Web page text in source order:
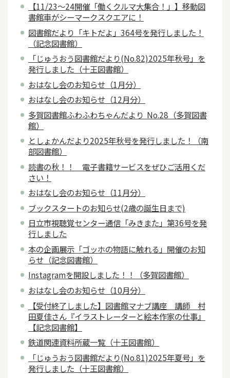
【11/23～24開催「働くクルマ大集合！」】移動図
書館車がシーマークスクエアに！
図書館だより「キトだよ」364号を発行しました！
（記念図書館）
「じゅうおう図書館だより(No.82)2025年秋号」を
発行しました（十王図書館）
おはなし会のお知らせ（1月分）
おはなし会のお知らせ（12月分）
多賀図書館ふわふわちゃんだより No.28（多賀図書
館）
としょかんだより2025年秋号を発行しました！（南
部図書館）
読書の秋！！ 電子書籍サービスをぜひご活用くだ
さい！
おはなし会のお知らせ（11月分）
ブックスタートのお知らせ(2歳の誕生日まで)
日立市視聴覚センター通信「みきまた」第36号を発
行しました
本の企画展示「ゴッホの物語に触れる」開催のお知
らせ（記念図書館）
Instagramを開設しました！！（多賀図書館）
おはなし会のお知らせ（10月分）
【受付終了しました】図書館マナブ講座 講師 村
田夏佳さん『イラストレーターと絵本作家の仕事』
【記念図書館】
鉄道関連資料所蔵一覧（十王図書館）
「じゅうおう図書館だより(No.81)2025年夏号」を
発行しました（十王図書館）